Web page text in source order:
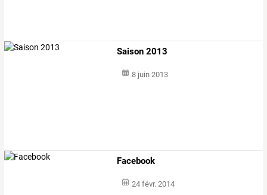
Saison 2013
8 juin 2013
Facebook
24 févr. 2014